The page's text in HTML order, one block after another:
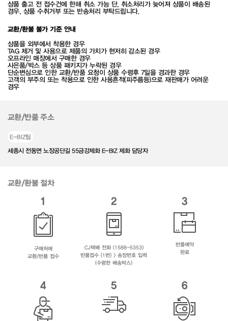
상품 출고 전 접수건에 한해 취소 가능 단, 취소처리가 늦어져 상품이 배송된
경우, 상품 수취거부 또는 반송처리 부탁드립니다.
교환/환불 불가 기준 안내
상품을 외부에서 착용한 경우
TAG 제거 및 사용으로 제품의 가치가 현저히 감소된 경우
오프라인 매장에서 구매한 경우
사은품/박스 등 상품 패키지가 누락된 경우
단순변심으로 인한 교환/반품 요청이 상품 수령후 7일을 경과한 경우
고객의 부주의 또는 착용으로 인한 사용흔적(피주름등)으로 재판매가 어려운
경우
교환/반품 주소
E-BIZ팀
세종시 전동면 노장공단길 55금강제화 E-BIZ 제화 담당자
교환/환불 절차
1
구매처에
교환/반품 접수
2
CJ택배 전화 (1588-5353)
반품접수 (1번) > 송장번호 입력
(수령한 배송박스)
3
반품예약
완료
4 5 6